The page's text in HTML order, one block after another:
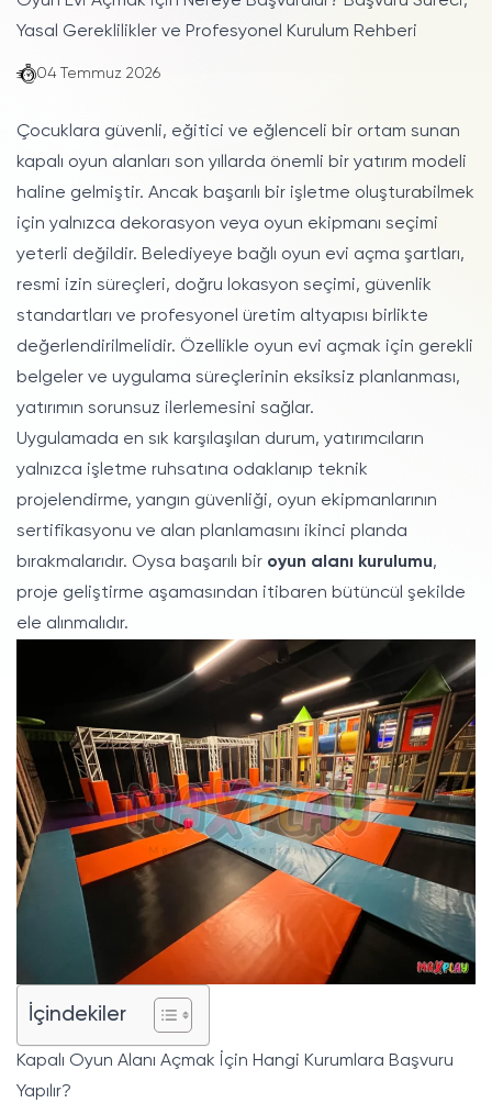
Yasal Gereklilikler ve Profesyonel Kurulum Rehberi
04 Temmuz 2026
Çocuklara güvenli, eğitici ve eğlenceli bir ortam sunan
kapalı oyun alanları son yıllarda önemli bir yatırım modeli
haline gelmiştir. Ancak başarılı bir işletme oluşturabilmek
için yalnızca dekorasyon veya oyun ekipmanı seçimi
yeterli değildir. Belediyeye bağlı oyun evi açma şartları,
resmi izin süreçleri, doğru lokasyon seçimi, güvenlik
standartları ve profesyonel üretim altyapısı birlikte
değerlendirilmelidir. Özellikle oyun evi açmak için gerekli
belgeler ve uygulama süreçlerinin eksiksiz planlanması,
yatırımın sorunsuz ilerlemesini sağlar.
Uygulamada en sık karşılaşılan durum, yatırımcıların
yalnızca işletme ruhsatına odaklanıp teknik
projelendirme, yangın güvenliği, oyun ekipmanlarının
sertifikasyonu ve alan planlamasını ikinci planda
bırakmalarıdır. Oysa başarılı bir oyun alanı kurulumu,
proje geliştirme aşamasından itibaren bütüncül şekilde
ele alınmalıdır.
İçindekiler
Kapalı Oyun Alanı Açmak İçin Hangi Kurumlara Başvuru
Yapılır?